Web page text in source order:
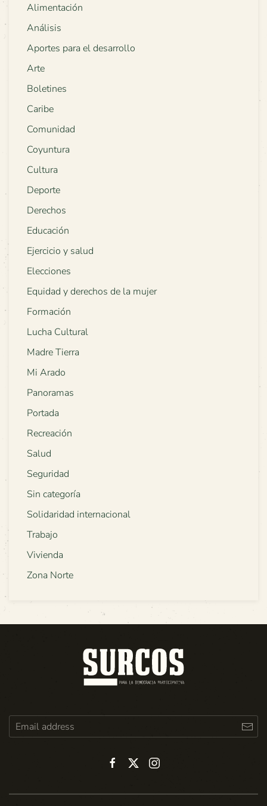
Alimentación
Análisis
Aportes para el desarrollo
Arte
Boletines
Caribe
Comunidad
Coyuntura
Cultura
Deporte
Derechos
Educación
Ejercicio y salud
Elecciones
Equidad y derechos de la mujer
Formación
Lucha Cultural
Madre Tierra
Mi Arado
Panoramas
Portada
Recreación
Salud
Seguridad
Sin categoría
Solidaridad internacional
Trabajo
Vivienda
Zona Norte